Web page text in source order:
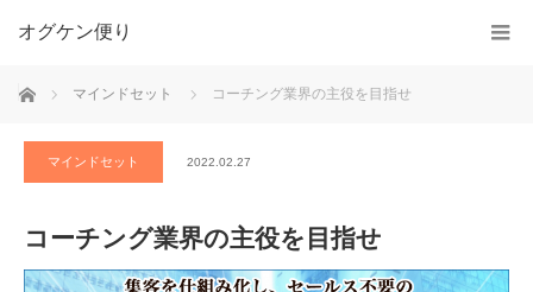
オグケン便り
ホーム マインドセット コーチング業界の主役を目指せ
マインドセット 2022.02.27
コーチング業界の主役を目指せ